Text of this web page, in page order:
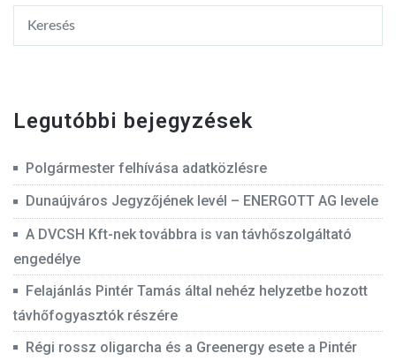
Legutóbbi bejegyzések
Polgármester felhívása adatközlésre
Dunaújváros Jegyzőjének levél – ENERGOTT AG levele
A DVCSH Kft-nek továbbra is van távhőszolgáltató
engedélye
Felajánlás Pintér Tamás által nehéz helyzetbe hozott
távhőfogyasztók részére
Régi rossz oligarcha és a Greenergy esete a Pintér